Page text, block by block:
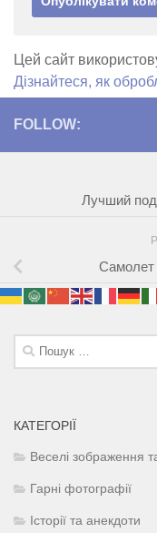
Цей сайт
Дізнайтеся, як
FOLLOW:
Лучший
Самолет
Пошук:
КАТЕГОРІЇ
Веселі зображення
Гарні фотографії
Історії та анекдоти